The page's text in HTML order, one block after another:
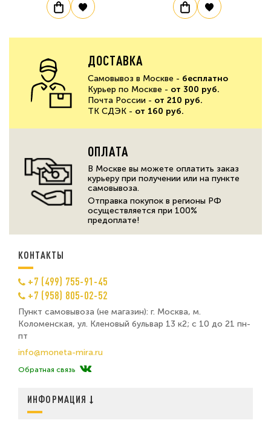
ДОСТАВКА
Самовывоз в Москве - бесплатно
Курьер по Москве - от 300 руб.
Почта России - от 210 руб.
ТК СДЭК - от 160 руб.
ОПЛАТА
В Москве вы можете оплатить заказ
курьеру при получении или на пункте
самовывоза.
Отправка покупок в регионы РФ
осуществляется при 100%
предоплате!
КОНТАКТЫ
+7 (499) 755-91-45
+7 (958) 805-02-52
Пункт самовывоза (не магазин): г. Москва, м.
Коломенская, ул. Кленовый бульвар 13 к2; с 10 до 21 пн-
пт
info@moneta-mira.ru
Обратная связь
ИНФОРМАЦИЯ